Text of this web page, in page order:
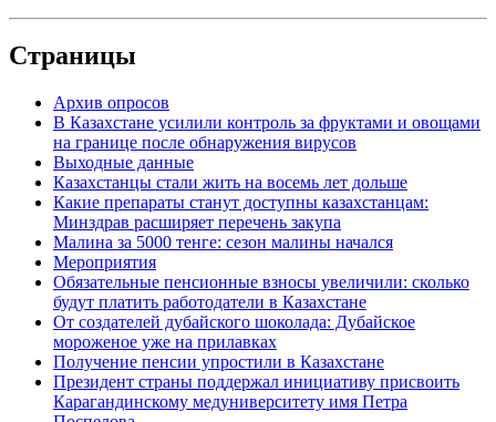
Страницы
Архив опросов
В Казахстане усилили контроль за фруктами и овощами
на границе после обнаружения вирусов
Выходные данные
Казахстанцы стали жить на восемь лет дольше
Какие препараты станут доступны казахстанцам:
Минздрав расширяет перечень закупа
Малина за 5000 тенге: сезон малины начался
Мероприятия
Обязательные пенсионные взносы увеличили: сколько
будут платить работодатели в Казахстане
От создателей дубайского шоколада: Дубайское
мороженое уже на прилавках
Получение пенсии упростили в Казахстане
Президент страны поддержал инициативу присвоить
Карагандинскому медуниверситету имя Петра